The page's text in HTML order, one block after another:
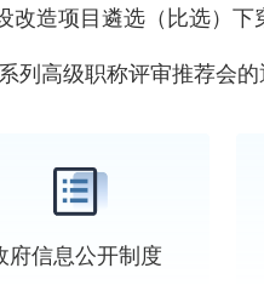
（比选）下穿铁路施工图设计
列高级职称评审推荐会的
府信息公开制度